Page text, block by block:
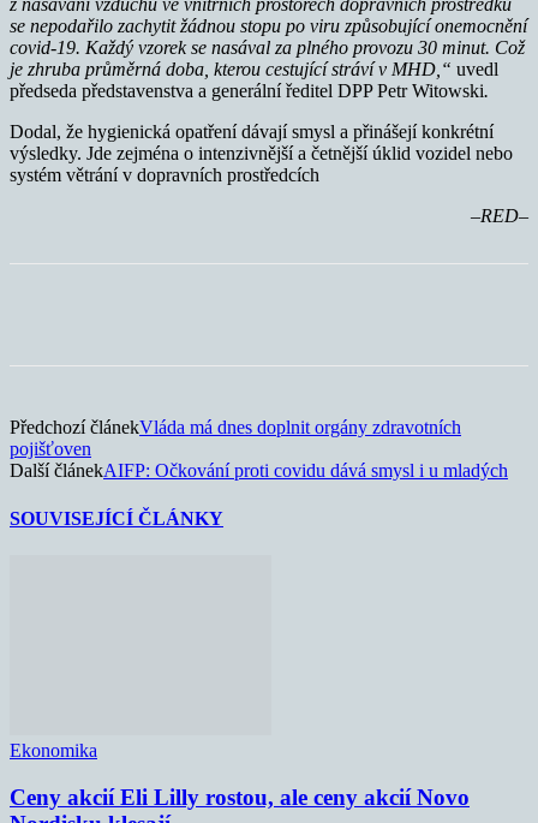
z nasávání vzduchu ve vnitřních prostorech dopravních prostředků
se nepodařilo zachytit žádnou stopu po viru způsobující onemocnění
covid-19. Každý vzorek se nasával za plného provozu 30 minut. Což
je zhruba průměrná doba, kterou cestující stráví v MHD,“ uvedl
předseda představenstva a generální ředitel DPP Petr Witowski.
Dodal, že hygienická opatření dávají smysl a přinášejí konkrétní
výsledky. Jde zejména o intenzivnější a četnější úklid vozidel nebo
systém větrání v dopravních prostředcích
–RED–
Předchozí článekVláda má dnes doplnit orgány zdravotních
pojišťoven
Další článekAIFP: Očkování proti covidu dává smysl i u mladých
SOUVISEJÍCÍ ČLÁNKY
Ekonomika
Ceny akcií Eli Lilly rostou, ale ceny akcií Novo